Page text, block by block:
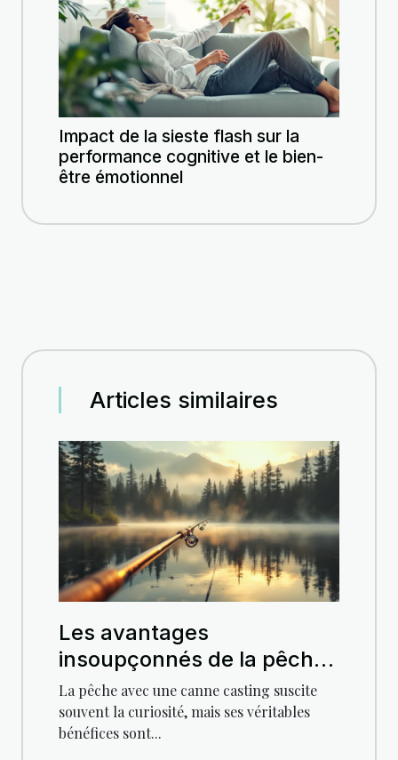
Impact de la sieste flash sur la
performance cognitive et le bien-
être émotionnel
Articles similaires
Les avantages
insoupçonnés de la pêche
avec une canne casting
La pêche avec une canne casting suscite
souvent la curiosité, mais ses véritables
bénéfices sont...